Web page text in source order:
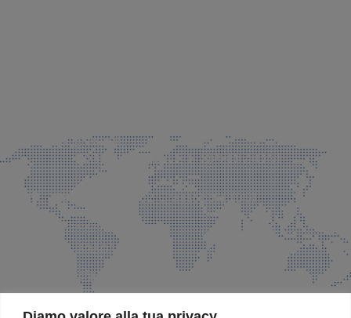
info@faeg.it
COMMERCIALE E SPEDIZIONI
Via Padre Elzi, 32 Grassobbio (BG)
035 525015
035 335037
info@faeg.it
SITE MAP